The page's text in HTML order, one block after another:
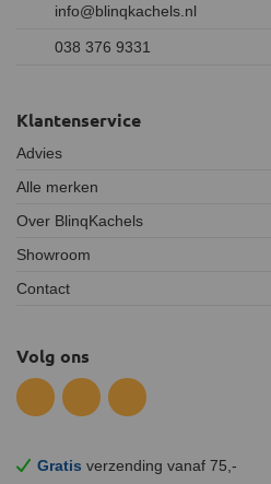
Gratis verzending vanaf 75,-
info@blinqkachels.nl
038 376 9331
Klantenservice
Advies
Alle merken
Over BlinqKachels
Showroom
Contact
Volg ons